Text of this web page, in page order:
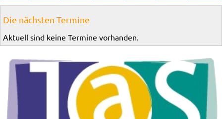
Die nächsten Termine
Aktuell sind keine Termine vorhanden.